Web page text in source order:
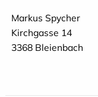
Markus Spycher
Kirchgasse 14
3368 Bleienbach